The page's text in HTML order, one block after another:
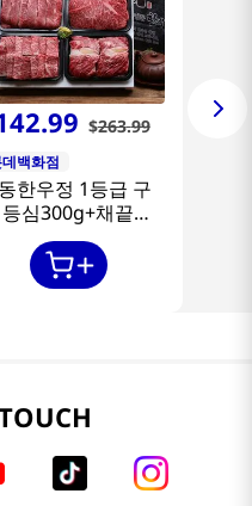
.99 $263.99
백화점
한우정 1등급 구
심300g+채끝
특수부위
갈비살300g